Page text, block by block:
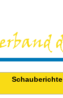
Schauberichte